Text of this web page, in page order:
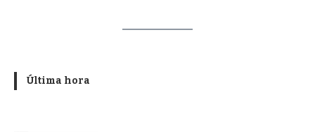
Última hora